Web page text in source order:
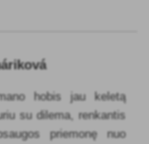
hobis jau keletą
su dilema, renkantis
priemonę nuo